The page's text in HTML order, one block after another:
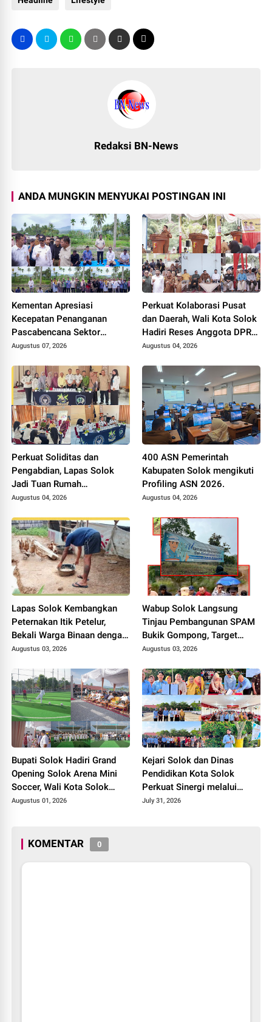
Redaksi BN-News
ANDA MUNGKIN MENYUKAI POSTINGAN INI
Kementan Apresiasi
Kecepatan Penanganan
Pascabencana Sektor
Pertanian Kabupaten Solok,
dari 13 Menjadi 74 Unit.
Augustus 07, 2026
Perkuat Kolaborasi Pusat
dan Daerah, Wali Kota Solok
Hadiri Reses Anggota DPR
RI H. Zigo Rolanda
Augustus 04, 2026
Perkuat Soliditas dan
Pengabdian, Lapas Solok
Jadi Tuan Rumah
Musyawarah Pembentukan
Daerah.
Augustus 04, 2026
400 ASN Pemerintah
Kabupaten Solok mengikuti
Profiling ASN 2026.
Augustus 04, 2026
Lapas Solok Kembangkan
Peternakan Itik Petelur,
Bekali Warga Binaan dengan
Keterampilan Produktif.
Augustus 03, 2026
Wabup Solok Langsung
Tinjau Pembangunan SPAM
Bukik Gompong, Target
Rampung Akhir Oktober
Augustus 03, 2026
Bupati Solok Hadiri Grand
Opening Solok Arena Mini
Soccer, Wali Kota Solok
Resmikan Fasilitas Olahraga
Augustus 01, 2026
Kejari Solok dan Dinas
Pendidikan Kota Solok
Perkuat Sinergi melalui
Penandatanganan PKS dan
July 31, 2026
KOMENTAR 0